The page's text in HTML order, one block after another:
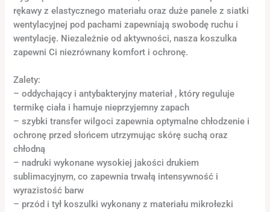
rękawy z elastycznego materiału oraz duże panele z siatki
wentylacyjnej pod pachami zapewniają swobodę ruchu i
wentylację. Niezależnie od aktywności, nasza koszulka
zapewni Ci niezrównany komfort i ochronę.
Zalety:
– oddychający i antybakteryjny materiał , który reguluje
termikę ciała i hamuje nieprzyjemny zapach
– szybki transfer wilgoci zapewnia optymalne chłodzenie i
ochronę przed słońcem utrzymując skórę suchą oraz
chłodną
– nadruki wykonane wysokiej jakości drukiem
sublimacyjnym, co zapewnia trwałą intensywność i
wyrazistość barw
– przód i tył koszulki wykonany z materiału mikrołezki